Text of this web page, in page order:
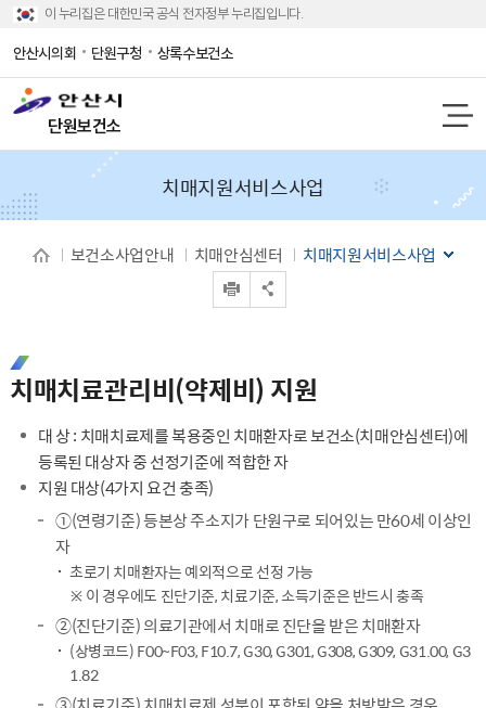
이 누리집은 대한민국 공식 전자정부 누리집입니다.
안산시의회 단원구청 상록수보건소
단원보건소
치매지원서비스사업
보건소사업안내 치매안심센터 치매지원서비스사업
치매치료관리비(약제비) 지원
대 상 : 치매치료제를 복용중인 치매환자로 보건소(치매안심센터)에
등록된 대상자 중 선정기준에 적합한 자
지원 대상(4가지 요건 충족)
①(연령기준) 등본상 주소지가 단원구로 되어있는 만60세 이상인
자
초로기 치매환자는 예외적으로 선정 가능
※ 이 경우에도 진단기준, 치료기준, 소득기준은 반드시 충족
②(진단기준) 의료기관에서 치매로 진단을 받은 치매환자
(상병코드) F00~F03, F10.7, G30, G301, G308, G309, G31.00, G3
1.82